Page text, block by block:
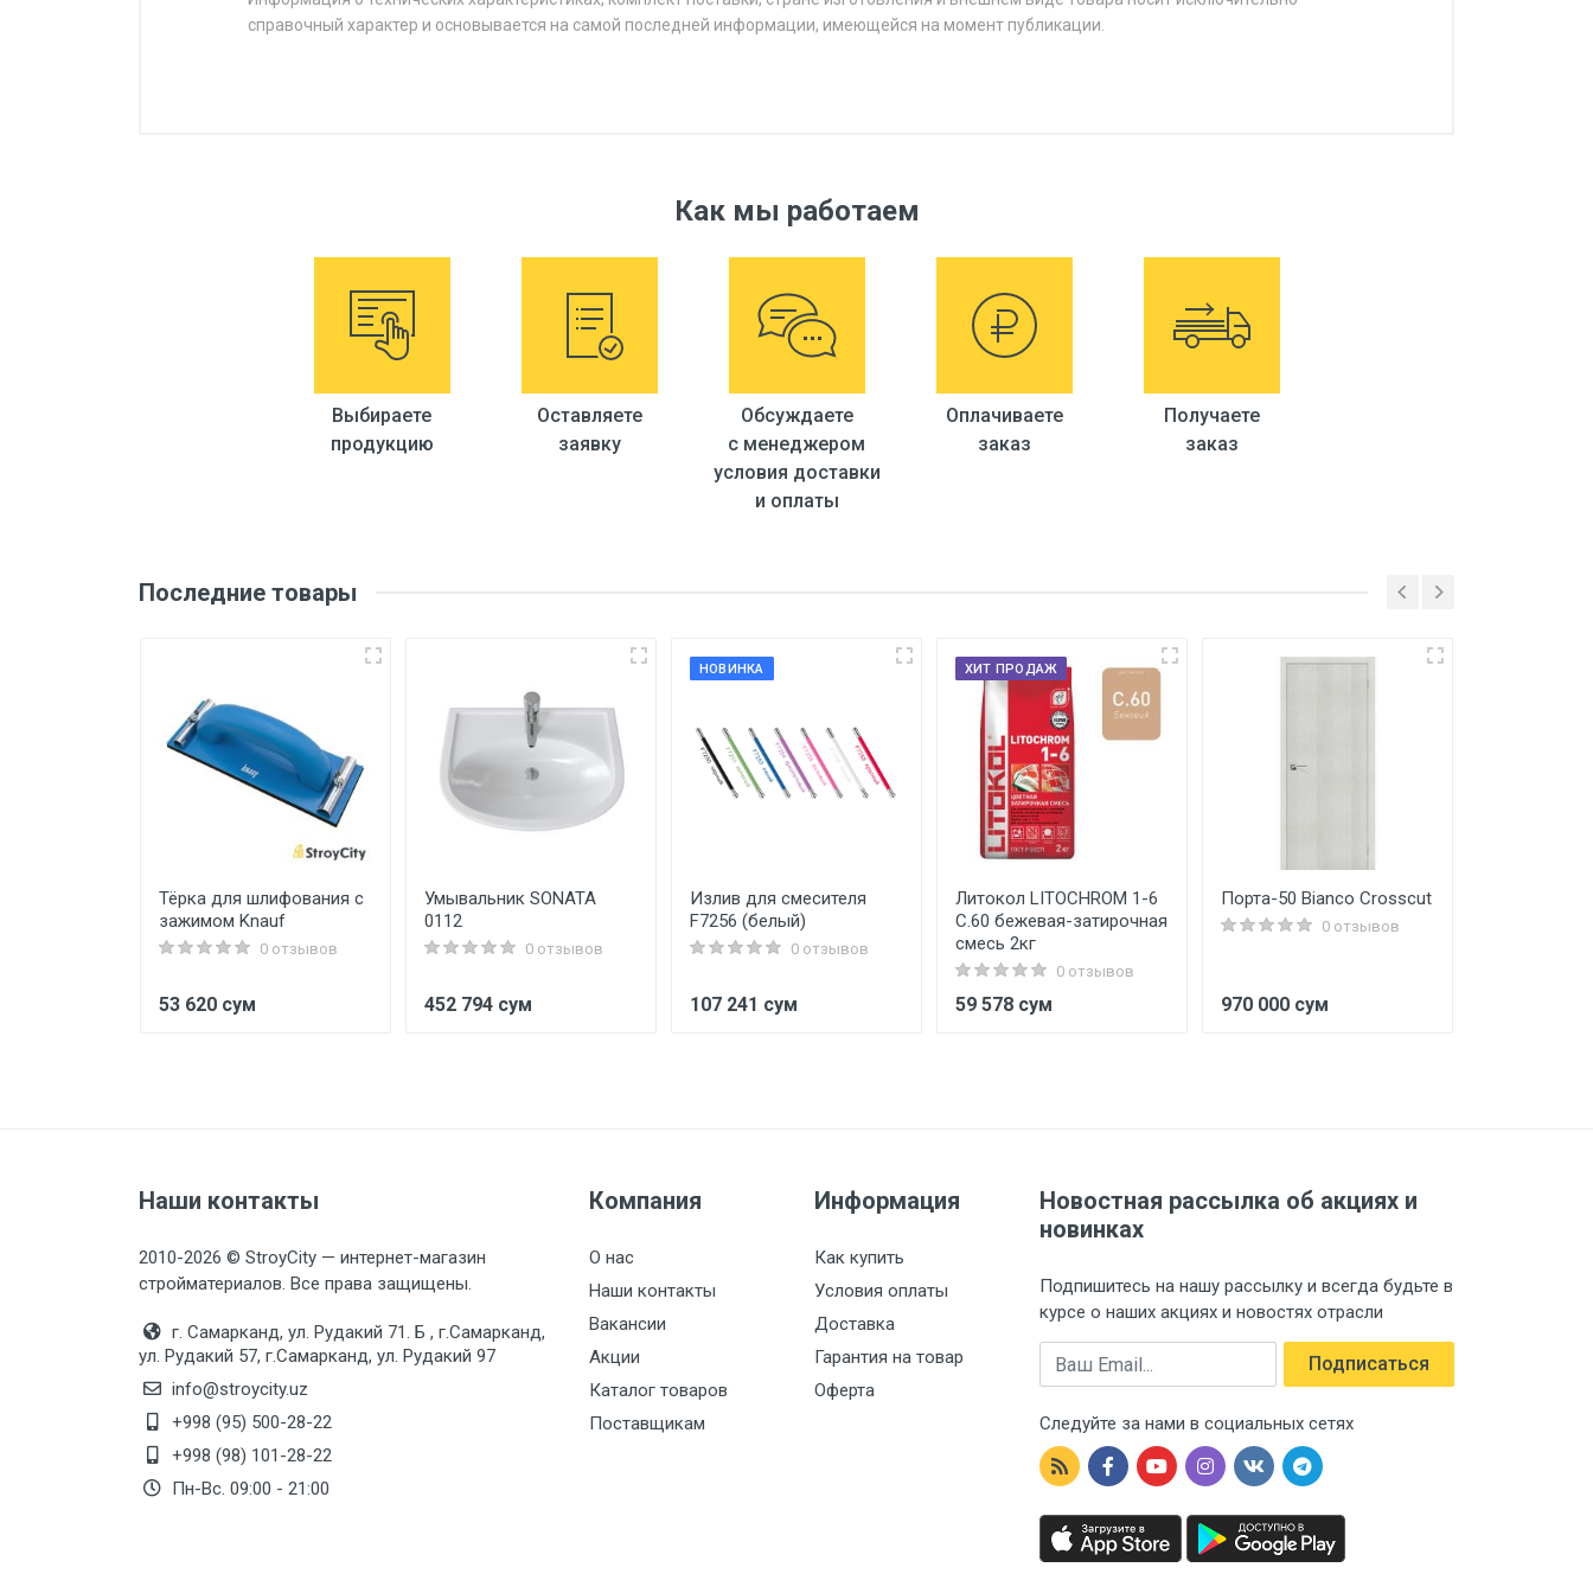
справочный характер и основывается на самой последней информации, имеющейся на момент публикации.
Как мы работаем
Выбираете
продукцию
Оставляете
заявку
Обсуждаете
с менеджером
условия доставки
и оплаты
Оплачиваете
заказ
Получаете
заказ
Последние товары
Тёрка для шлифования с
зажимом Knauf
0 отзывов
53 620 сум
Умывальник SONATA
0112
0 отзывов
452 794 сум
НОВИНКА
Излив для смесителя
F7256 (белый)
0 отзывов
107 241 сум
ХИТ ПРОДАЖ
Литокол LITOCHROM 1-6
C.60 бежевая-затирочная
смесь 2кг
0 отзывов
59 578 сум
Порта-50 Bianco Crosscut
0 отзывов
970 000 сум
Наши контакты
2010-2026 © StroyCity — интернет-магазин
стройматериалов. Все права защищены.
г. Самарканд, ул. Рудакий 71. Б , г.Самарканд,
ул. Рудакий 57, г.Самарканд, ул. Рудакий 97
info@stroycity.uz
+998 (95) 500-28-22
+998 (98) 101-28-22
Пн-Вс. 09:00 - 21:00
Компания
О нас
Наши контакты
Вакансии
Акции
Каталог товаров
Поставщикам
Информация
Как купить
Условия оплаты
Доставка
Гарантия на товар
Оферта
Новостная рассылка об акциях и
новинках
Подпишитесь на нашу рассылку и всегда будьте в
курсе о наших акциях и новостях отрасли
Email Подписаться
Следуйте за нами в социальных сетях